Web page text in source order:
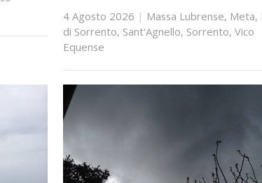
4 Agosto 2026 | Massa Lubrense, Meta,
di Sorrento, Sant'Agnello, Sorrento, Vico
Equense